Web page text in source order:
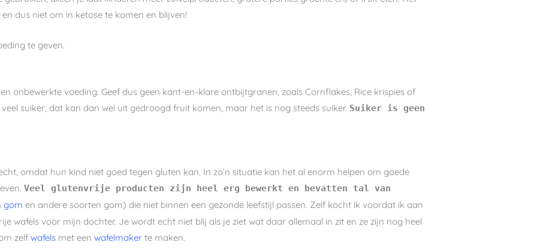
dus niet om in ketose te komen en blijven!
te geven.
onbewerkte voeding. Geef dus geen kant-en-klare ontbijtgranen, zoals Cornflakes, Rice krispies of
suiker, dat kan dan wel uit gedroogd fruit komen, maar het is nog steeds suiker. Suiker is geen
omdat hun kind niet goed tegen gluten kan. In zo’n situatie kan het al enorm helpen om goede
Veel glutenvrije producten zijn heel erg bewerkt en bevatten tal van
gom en andere soorten gom) die niet binnen een gezonde leefstijl passen. Zelf kocht ik voordat ik aan
wafels voor mijn dochter. Je wordt echt niet blij als je ziet wat daar allemaal in zit en ze zijn nog heel
zelfwafels met eenwafelmaker te maken.